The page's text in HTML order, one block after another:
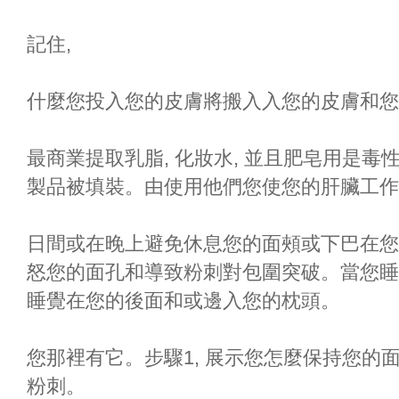
記住,
什麼您投入您的皮膚將搬入入您的皮膚和
最商業提取乳脂, 化妝水, 並且肥皂用是毒
製品被填裝。由使用他們您使您的肝臟工
日間或在晚上避免休息您的面頰或下巴在
怒您的面孔和導致粉刺對包圍突破。當您
睡覺在您的後面和或邊入您的枕頭。
您那裡有它。步驟1, 展示您怎麼保持您的
粉刺。